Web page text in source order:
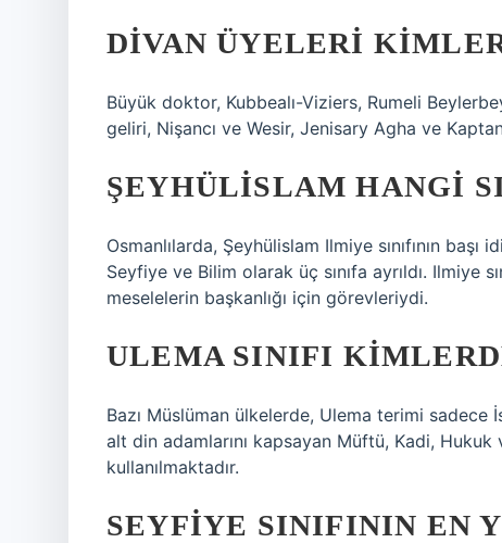
DIVAN ÜYELERI
Büyük doktor, Kubbealı-Viziers, Rumeli
geliri, Nişancı ve Wesir, Jenisary Agha ve
ŞEYHÜLISLAM HANGI
Osmanlılarda, Şeyhülislam Ilmiye sınıfının
Seyfiye ve Bilim olarak üç sınıfa ayrıldı. Ilmiye
meselelerin başkanlığı için görevleriydi.
ULEMA SINIFI
Bazı Müslüman ülkelerde, Ulema terimi
alt din adamlarını kapsayan Müftü, Kadi,
kullanılmaktadır.
SEYFIYE SINIFININ EN